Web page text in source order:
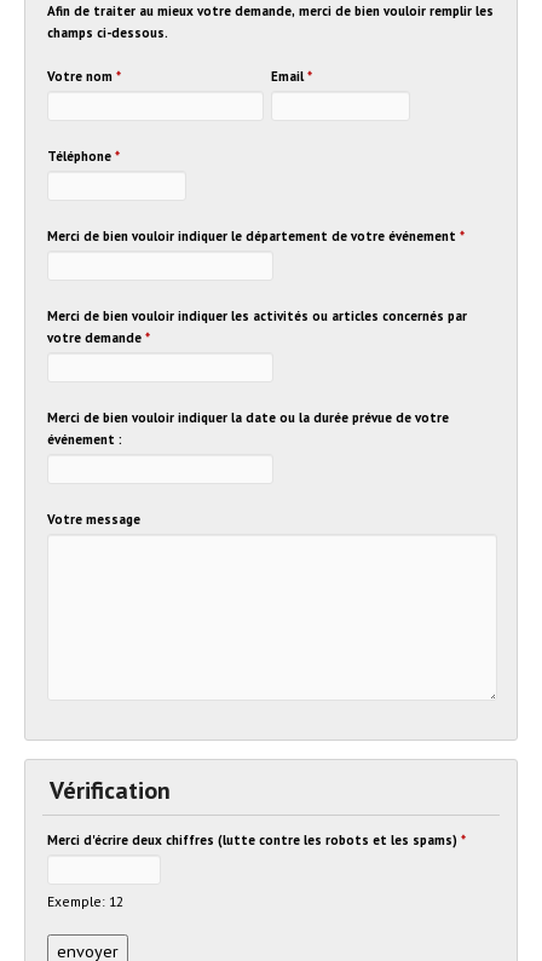
Afin de traiter au mieux votre demande, merci de bien vouloir remplir les
champs ci-dessous.
Votre nom * Email*
Téléphone *
Merci de bien vouloir indiquer le département de votre événement *
Merci de bien vouloir indiquer les activités ou articles concernés par
votre demande *
Merci de bien vouloir indiquer la date ou la durée prévue de votre
événement :
Votre message
Vérification
Merci d'écrire deux chiffres (lutte contre les robots et les spams) *
Exemple: 12